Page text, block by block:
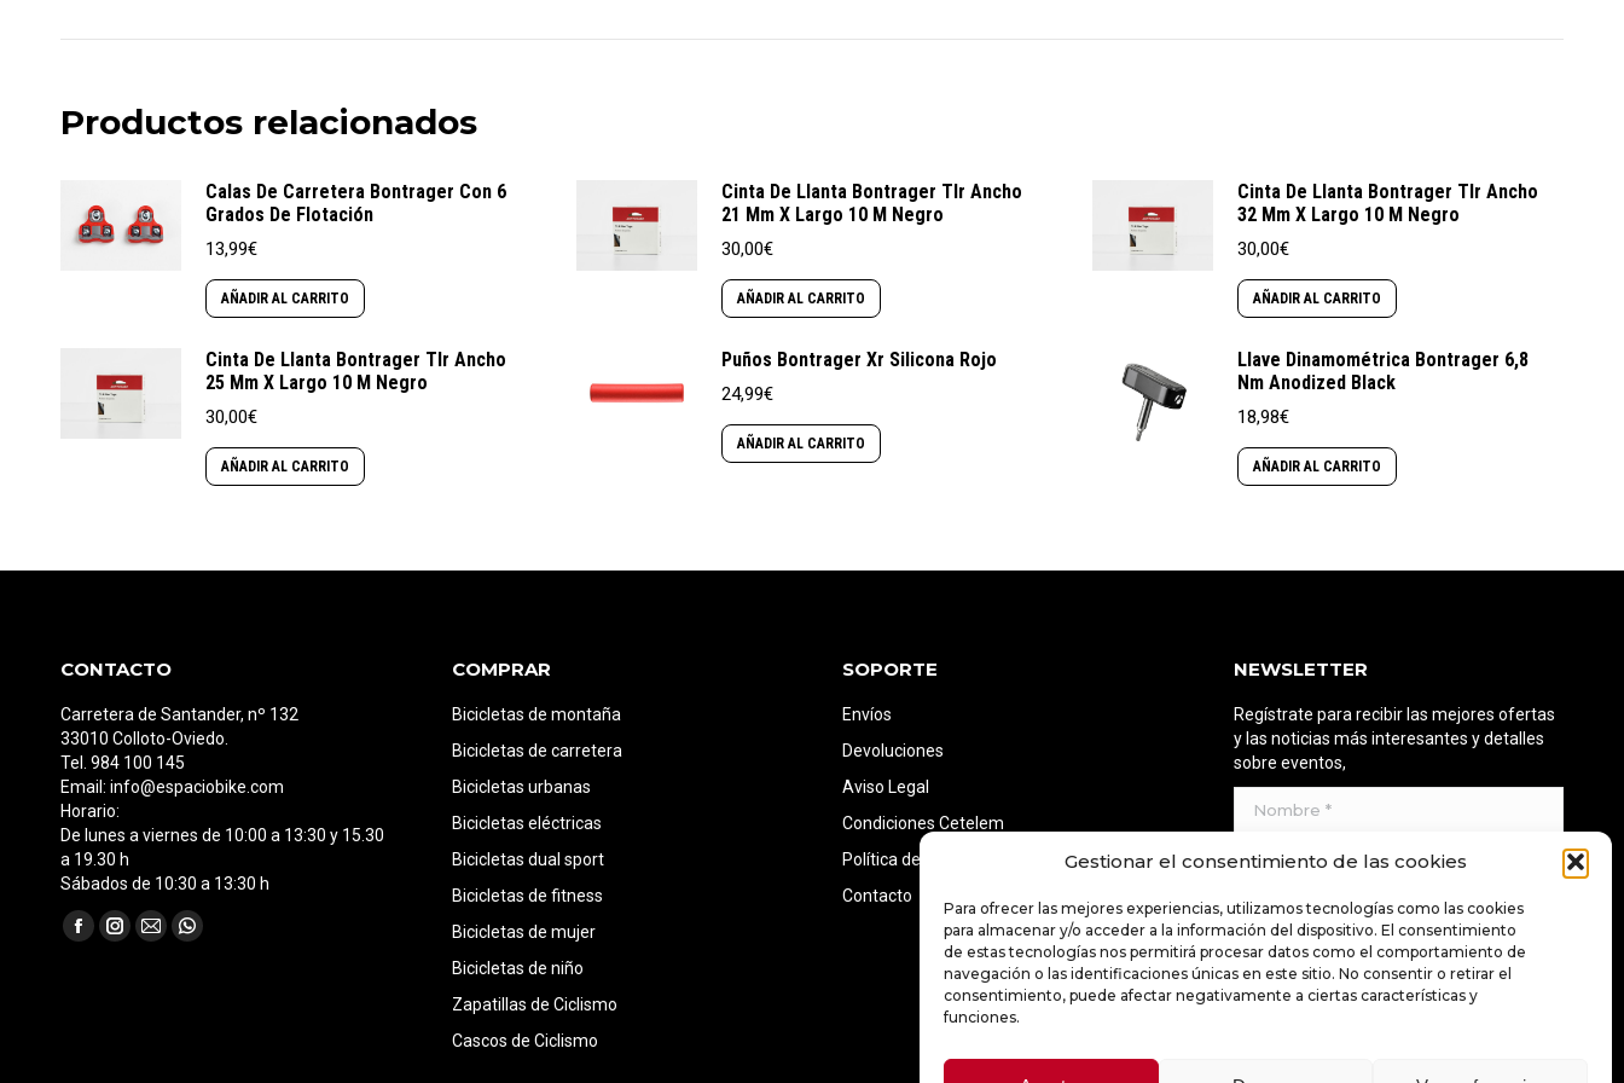
Gestionar el consentimiento de las cookies
Para ofrecer las mejores experiencias, utilizamos tecnologías como las cookies
para almacenar y/o acceder a la información del dispositivo. El consentimiento
de estas tecnologías nos permitirá procesar datos como el comportamiento de
navegación o las identificaciones únicas en este sitio. No consentir o retirar el
consentimiento, puede afectar negativamente a ciertas características y
funciones.
Productos relacionados
Calas De Carretera Bontrager Con 6
Grados De Flotación
13,99€
AÑADIR AL CARRITO
Cinta De Llanta Bontrager Tlr Ancho
21 Mm X Largo 10 M Negro
30,00€
AÑADIR AL CARRITO
Cinta De Llanta Bontrager Tlr Ancho
32 Mm X Largo 10 M Negro
30,00€
AÑADIR AL CARRITO
Cinta De Llanta Bontrager Tlr Ancho
25 Mm X Largo 10 M Negro
30,00€
AÑADIR AL CARRITO
Puños Bontrager Xr Silicona Rojo
24,99€
AÑADIR AL CARRITO
Llave Dinamométrica Bontrager 6,8
Nm Anodized Black
18,98€
AÑADIR AL CARRITO
CONTACTO
Carretera de Santander, nº 132
33010 Colloto-Oviedo.
Tel. 984 100 145
Email: info@espaciobike.com
Horario:
De lunes a viernes de 10:00 a 13:30 y 15.30
a 19.30 h
Sábados de 10:30 a 13:30 h
Encuéntranos en:
FacebookInstagram
Mail Whatsapp
COMPRAR
Bicicletas de montaña
Bicicletas de carretera
Bicicletas urbanas
Bicicletas eléctricas
Bicicletas dual sport
Bicicletas de fitness
Bicicletas de mujer
Bicicletas de niño
Zapatillas de Ciclismo
Cascos de Ciclismo
SOPORTE
Envíos
Devoluciones
Aviso Legal
Condiciones Cetelem
Política de cookies (UE)
Contacto
NEWSLETTER
Regístrate para recibir las mejores ofertas
y las noticias más interesantes y detalles
sobre eventos,
Nombre *
E-mail *
Al enviar la dirección de correo electrónico,
acepta los Términos y condiciones.
ENVIAR